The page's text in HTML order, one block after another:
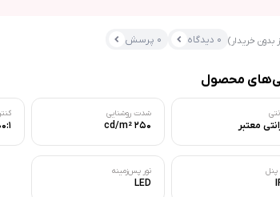
بدون خریدار) 0 دیدگاه 0 پرسش
محصول
معتبر
شدت روشنایی
250 cd/m²
پنل نور پس‌زمینه
LED